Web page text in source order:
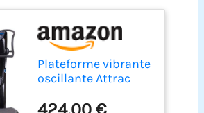
Plateforme vibrante
oscillante Attrac
d'entraînement